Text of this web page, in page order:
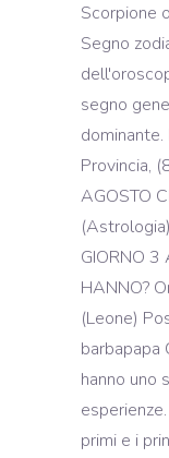
Scorpione
Segno
segno
Provincia,
AGOSTO
GIORNO 3
HANNO?
(Leone)
barbapapa
hanno uno
primi e i